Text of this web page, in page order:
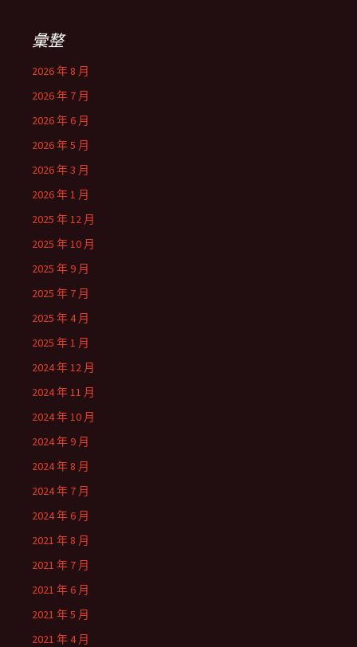
彙整
2026 年 8 月
2026 年 7 月
2026 年 6 月
2026 年 5 月
2026 年 3 月
2026 年 1 月
2025 年 12 月
2025 年 10 月
2025 年 9 月
2025 年 7 月
2025 年 4 月
2025 年 1 月
2024 年 12 月
2024 年 11 月
2024 年 10 月
2024 年 9 月
2024 年 8 月
2024 年 7 月
2024 年 6 月
2021 年 8 月
2021 年 7 月
2021 年 6 月
2021 年 5 月
2021 年 4 月